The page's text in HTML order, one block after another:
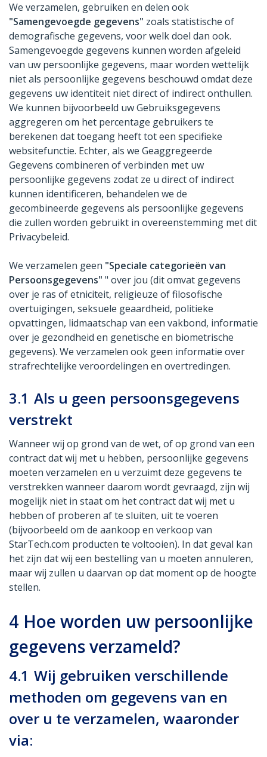
We verzamelen, gebruiken en delen ook
"Samengevoegde gegevens" zoals statistische of
demografische gegevens, voor welk doel dan ook.
Samengevoegde gegevens kunnen worden afgeleid
van uw persoonlijke gegevens, maar worden wettelijk
niet als persoonlijke gegevens beschouwd omdat deze
gegevens uw identiteit niet direct of indirect onthullen.
We kunnen bijvoorbeeld uw Gebruiksgegevens
aggregeren om het percentage gebruikers te
berekenen dat toegang heeft tot een specifieke
websitefunctie. Echter, als we Geaggregeerde
Gegevens combineren of verbinden met uw
persoonlijke gegevens zodat ze u direct of indirect
kunnen identificeren, behandelen we de
gecombineerde gegevens als persoonlijke gegevens
die zullen worden gebruikt in overeenstemming met dit
Privacybeleid.
We verzamelen geen "Speciale categorieën van
Persoonsgegevens" " over jou (dit omvat gegevens
over je ras of etniciteit, religieuze of filosofische
overtuigingen, seksuele geaardheid, politieke
opvattingen, lidmaatschap van een vakbond, informatie
over je gezondheid en genetische en biometrische
gegevens). We verzamelen ook geen informatie over
strafrechtelijke veroordelingen en overtredingen.
3.1 Als u geen persoonsgegevens
verstrekt
Wanneer wij op grond van de wet, of op grond van een
contract dat wij met u hebben, persoonlijke gegevens
moeten verzamelen en u verzuimt deze gegevens te
verstrekken wanneer daarom wordt gevraagd, zijn wij
mogelijk niet in staat om het contract dat wij met u
hebben of proberen af te sluiten, uit te voeren
(bijvoorbeeld om de aankoop en verkoop van
StarTech.com producten te voltooien). In dat geval kan
het zijn dat wij een bestelling van u moeten annuleren,
maar wij zullen u daarvan op dat moment op de hoogte
stellen.
4 Hoe worden uw persoonlijke
gegevens verzameld?
4.1 Wij gebruiken verschillende
methoden om gegevens van en
over u te verzamelen, waaronder
via: